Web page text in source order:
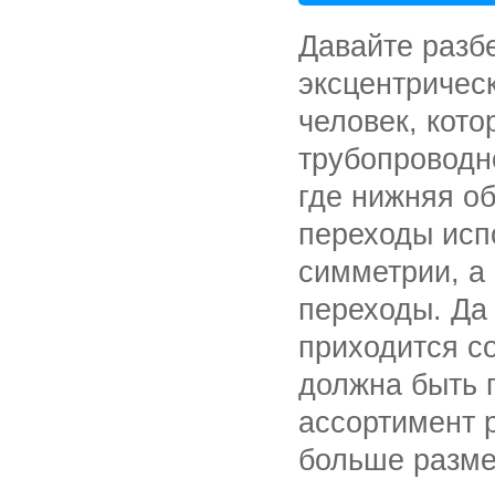
Давайте
человек,
где нижняя
переходы
симметрии, а
переходы.
приходится
должна быть
ассортимент
больше